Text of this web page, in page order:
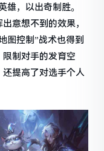
雄，以出奇制胜。
意想不到的效果，
图控制”战术也得到
制对手的发育空
提高了对选手个人